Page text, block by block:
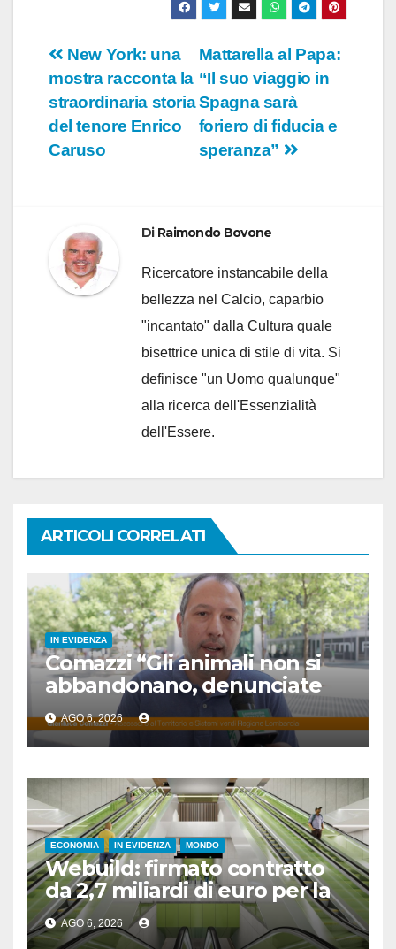
Navigazione
articoli
Mattarella al Papa:
“Il suo viaggio in
Spagna sarà
foriero di fiducia e
speranza”
New York: una
mostra racconta la
straordinaria storia
del tenore Enrico
Caruso
Di Raimondo Bovone
Ricercatore instancabile della
bellezza nel Calcio, caparbio
"incantato" dalla Cultura quale
bisettrice unica di stile di vita. Si
definisce "un Uomo qualunque"
alla ricerca dell'Essenzialità
dell'Essere.
ARTICOLI CORRELATI
IN EVIDENZA
Comazzi “Gli animali non si
abbandonano, denunciate
chi lo fa”
AGO 6, 2026
ECONOMIA IN EVIDENZA MONDO
Webuild: firmato contratto
da 2,7 miliardi di euro per la
nuova metropolitana di
Toronto
AGO 6, 2026